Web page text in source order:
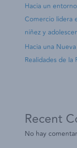
Hacia un
Comercio lidera
niñez y
Hacia una
Realidades de la
Recent
No hay